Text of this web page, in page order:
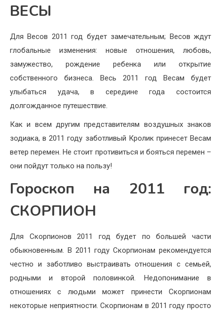
ВЕСЫ
Для Весов 2011 год будет замечательным; Весов ждут
глобальные изменения: новые отношения, любовь,
замужество, рождение ребенка или открытие
собственного бизнеса. Весь 2011 год Весам будет
улыбаться удача, в середине года состоится
долгожданное путешествие.
Как и всем другим представителям воздушных знаков
зодиака, в 2011 году заботливый Кролик принесет Весам
ветер перемен. Не стоит противиться и бояться перемен –
они пойдут только на пользу!
Гороскоп на 2011 год:
СКОРПИОН
Для Скорпионов 2011 год будет по большей части
обыкновенным. В 2011 году Скорпионам рекомендуется
честно и заботливо выстраивать отношения с семьей,
родными и второй половинкой. Недопонимание в
отношениях с людьми может принести Скорпионам
некоторые неприятности. Скорпионам в 2011 году просто